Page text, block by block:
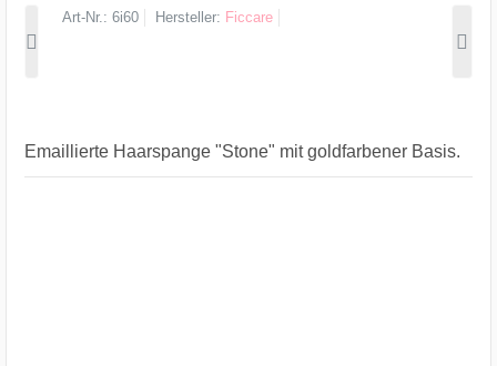
Art-Nr. 6i60 Hersteller Ficcare
Emaillierte Haarspange "Stone" mit goldfarbener Basis.